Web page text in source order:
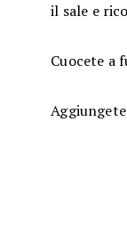
il sale e
Cuocete a